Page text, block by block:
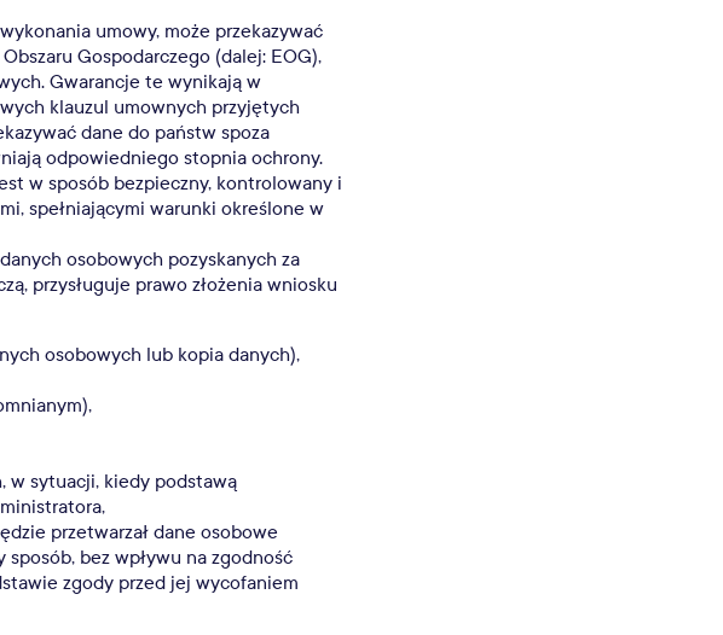
umowy, może przekazywać
Gospodarczego (dalej: EOG),
Gwarancje te wynikają w
klauzul umownych przyjętych
dane do państw spoza
odpowiedniego stopnia ochrony.
w sposób bezpieczny, kontrolowany i
spełniającymi warunki określone w
osobowych pozyskanych za
przysługuje prawo złożenia wniosku
osobowych lub kopia danych),
w sytuacji, kiedy podstawą
przetwarzał dane osobowe
bez wpływu na zgodność
zgody przed jej wycofaniem